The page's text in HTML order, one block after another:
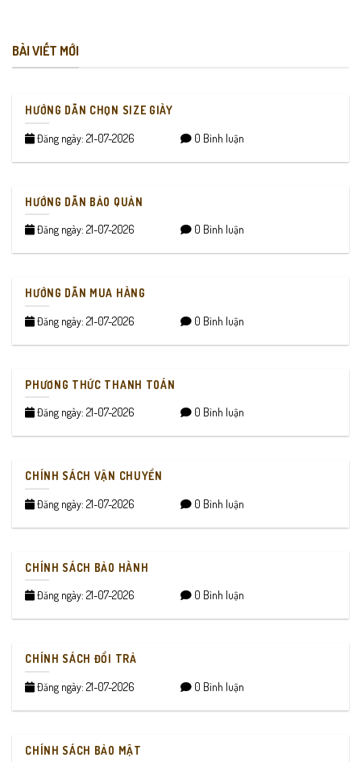
BÀI VIẾT MỚI
HƯỚNG DẪN CHỌN SIZE GIÀY
Đăng ngày: 21-07-2026 0 Bình luận
HƯỚNG DẪN BẢO QUẢN
Đăng ngày: 21-07-2026 0 Bình luận
HƯỚNG DẪN MUA HÀNG
Đăng ngày: 21-07-2026 0 Bình luận
PHƯƠNG THỨC THANH TOÁN
Đăng ngày: 21-07-2026 0 Bình luận
CHÍNH SÁCH VẬN CHUYỂN
Đăng ngày: 21-07-2026 0 Bình luận
CHÍNH SÁCH BẢO HÀNH
Đăng ngày: 21-07-2026 0 Bình luận
CHÍNH SÁCH ĐỔI TRẢ
Đăng ngày: 21-07-2026 0 Bình luận
CHÍNH SÁCH BẢO MẬT